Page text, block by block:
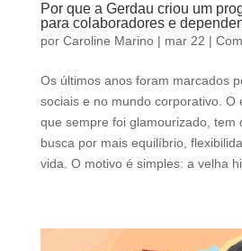
Por que a Gerdau criou um
para colaboradores e
por Caroline Marino| mar 22 |
Os últimos anos foram marcados
sociais e no mundo corporativo. O
que sempre foi glamourizado, tem
busca por mais equilíbrio,
vida. O motivo é simples: a velha